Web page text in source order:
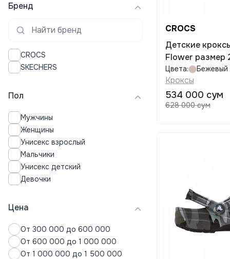
Слипоны
Шлепки
Бренд
CROCS
SKECHERS
Пол
Мужчины
Женщины
Унисекс взрослый
Мальчики
Унисекс детский
Девочки
Цена
От 300 000 до 600 000
От 600 000 до 1 000 000
От 1 000 000 до 1 500 000
CROCS
Детские кроксы CROCS Denim
Flower размер
Цвета: Бежевый
Кроксы
534 000 сум
628 000 сум